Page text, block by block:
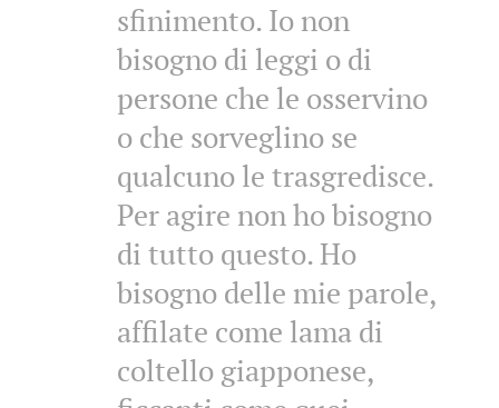
sfinimento. Io non
bisogno di leggi o di
persone che le osservino
o che sorveglino se
qualcuno le trasgredisce.
Per agire non ho bisogno
di tutto questo. Ho
bisogno delle mie parole,
affilate come lama di
coltello giapponese,